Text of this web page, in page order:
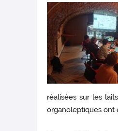
réalisées sur les
organoleptiques ont